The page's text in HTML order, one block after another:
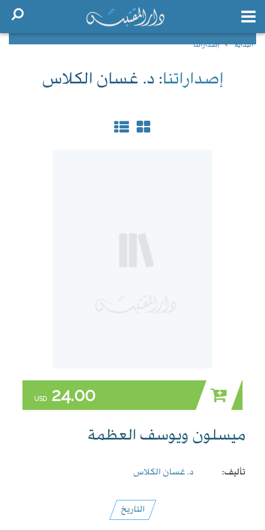
البداية إصداراتنا
إصداراتنا: د. غسان الكلاس
24.00
USD
ميسلون ويوسف العظمة
تأليف: د. غسان الكلاس
التاريخ